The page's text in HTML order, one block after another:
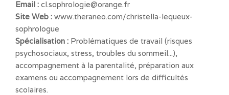
Email : cl.sophrologie@orange.fr
Site Web : www.theraneo.com/christella-lequeux-
sophrologue
Spécialisation : Problématiques de travail (risques
psychosociaux, stress, troubles du sommeil...),
accompagnement à la parentalité, préparation aux
examens ou accompagnement lors de difficultés
scolaires.